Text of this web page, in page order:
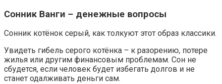
Сонник Ванги – денежные вопросы
Сонник котёнок серый, как толкуют этот образ классики.
Увидеть гибель серого котёнка – к разорению, потере
жилья или другим финансовым проблемам. Сон не
сбудется, если человек будет избегать долгов и не
станет одалживать деньги сам.